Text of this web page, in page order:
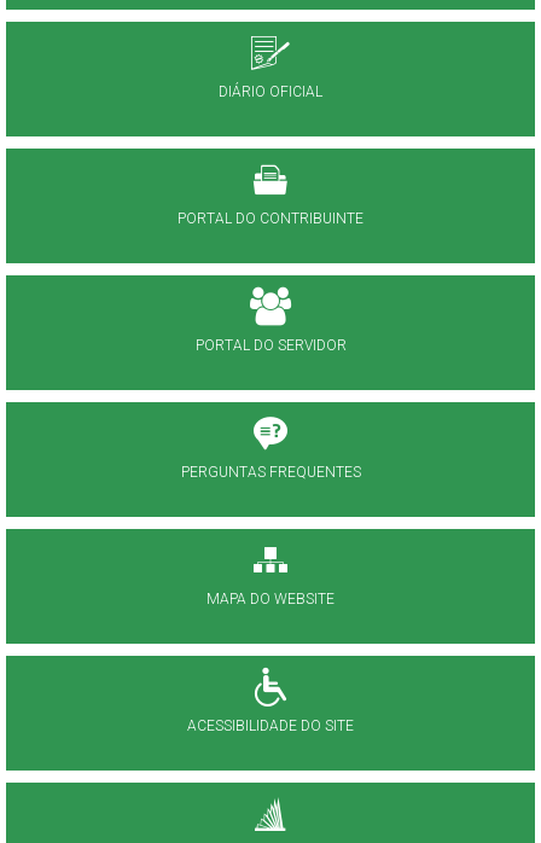
DIÁRIO OFICIAL
PORTAL DO CONTRIBUINTE
PORTAL DO SERVIDOR
PERGUNTAS FREQUENTES
MAPA DO WEBSITE
ACESSIBILIDADE DO SITE